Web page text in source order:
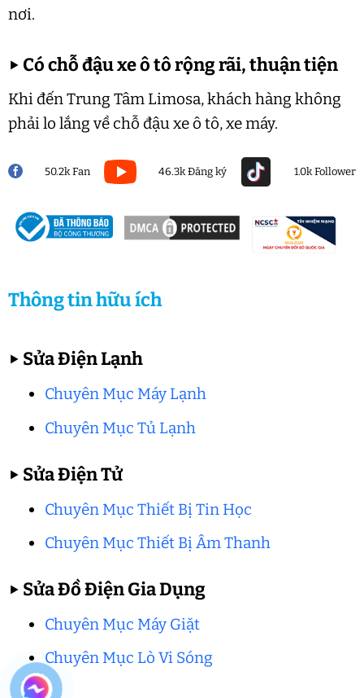
nơi.
▶ Có chỗ đậu xe ô tô rộng rãi, thuận tiện
Khi đến Trung Tâm Limosa, khách hàng không
phải lo lắng về chỗ đậu xe ô tô, xe máy.
50.2k Fan 46.3k Đăng ký 1.0k Follower
Thông tin hữu ích
▶ Sửa Điện Lạnh
Chuyên Mục Máy Lạnh
Chuyên Mục Tủ Lạnh
▶ Sửa Điện Tử
Chuyên Mục Thiết Bị Tin Học
Chuyên Mục Thiết Bị Âm Thanh
▶ Sửa Đồ Điện Gia Dụng
Chuyên Mục Máy Giặt
Chuyên Mục Lò Vi Sóng